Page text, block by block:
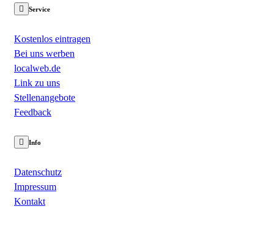
Service
Kostenlos eintragen
Bei uns werben
localweb.de
Link zu uns
Stellenangebote
Feedback
Info
Datenschutz
Impressum
Kontakt